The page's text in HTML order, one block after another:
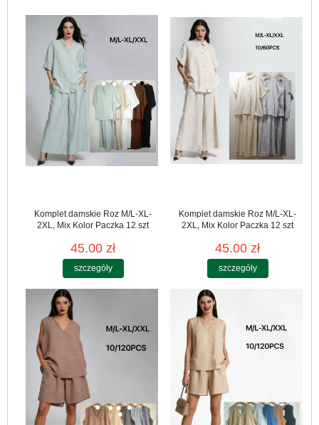
Komplet damskie Roz M/L-XL-
2XL, Mix Kolor Paczka 12 szt
45.00 zł
szczegóły
Komplet damskie Roz M/L-XL-
2XL, Mix Kolor Paczka 12 szt
45.00 zł
szczegóły